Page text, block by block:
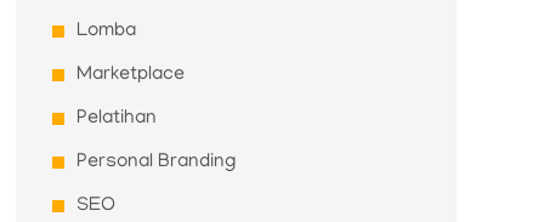
Lomba
Marketplace
Pelatihan
Personal Branding
SEO